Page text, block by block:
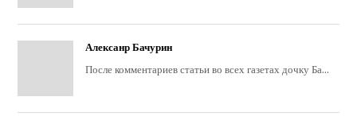
Алексанр Бачурин
После комментариев статьи во всех газетах дочку Ба...